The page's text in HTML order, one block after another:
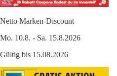
Netto Marken-Discount
Mo. 10.8. - Sa. 15.8.2026
Gültig bis 15.08.2026